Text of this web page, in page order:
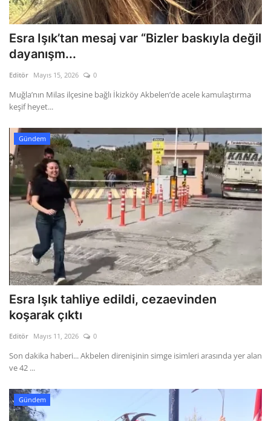
Esra Işık’tan mesaj var “Bizler baskıyla değil
dayanışm...
Editör Mayıs 15, 2026 0
Muğla’nın Milas ilçesine bağlı İkizköy Akbelen’de acele kamulaştırma
keşif heyet...
Gündem
Esra Işık tahliye edildi, cezaevinden
koşarak çıktı
Editör Mayıs 11, 2026 0
Son dakika haberi... Akbelen direnişinin simge isimleri arasında yer alan
ve 42 ...
Gündem